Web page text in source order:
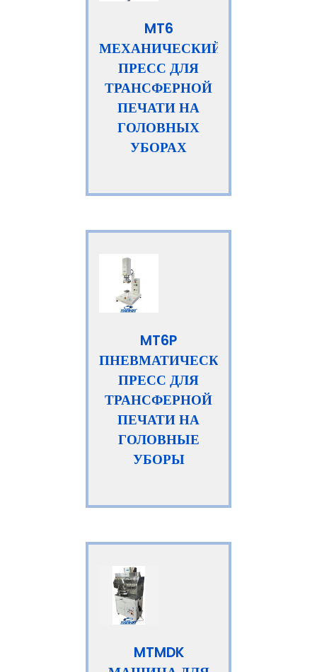
MT6
МЕХАНИЧЕСКИЙ
ПРЕСС ДЛЯ
ТРАНСФЕРНОЙ
ПЕЧАТИ НА
ГОЛОВНЫХ
УБОРАХ
MT6P
ПНЕВМАТИЧЕСКИЙ
ПРЕСС ДЛЯ
ТРАНСФЕРНОЙ
ПЕЧАТИ НА
ГОЛОВНЫЕ
УБОРЫ
MTMDK